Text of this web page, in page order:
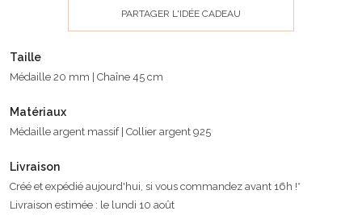
PARTAGER L'IDÉE CADEAU
Taille
Médaille 20 mm | Chaîne 45 cm
Matériaux
Médaille argent massif | Collier argent 925
Livraison
Créé et expédié aujourd'hui, si vous commandez avant 16h !*
Livraison estimée : le lundi 10 août